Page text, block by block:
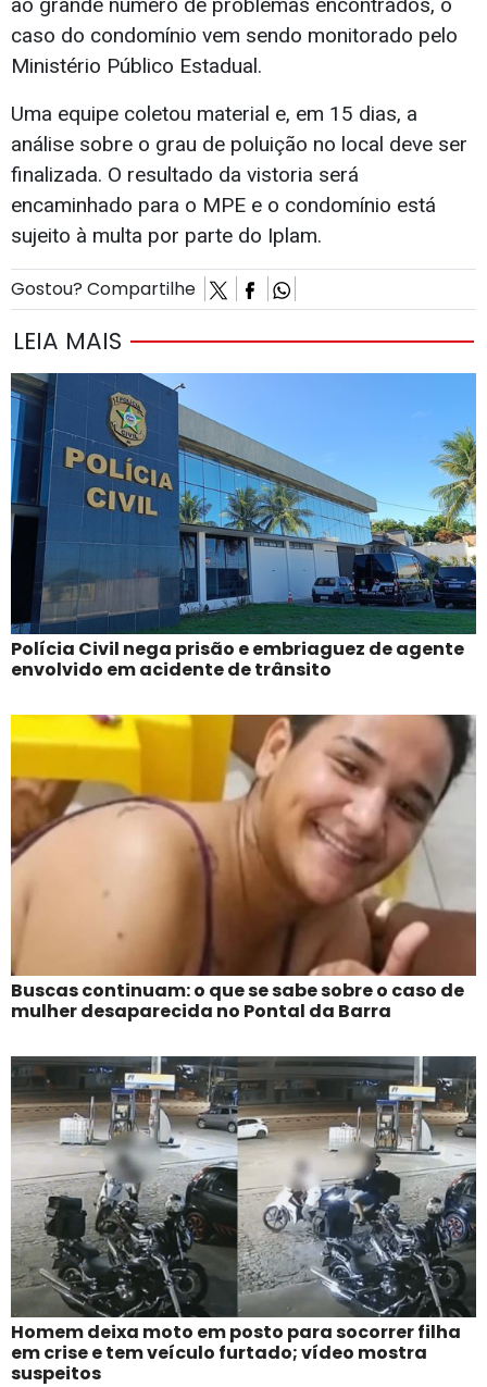
ao grande número de problemas encontrados, o
caso do condomínio vem sendo monitorado pelo
Ministério Público Estadual.
Uma equipe coletou material e, em 15 dias, a
análise sobre o grau de poluição no local deve ser
finalizada. O resultado da vistoria será
encaminhado para o MPE e o condomínio está
sujeito à multa por parte do Iplam.
Gostou? Compartilhe
LEIA MAIS
Polícia Civil nega prisão e embriaguez de agente
envolvido em acidente de trânsito
Buscas continuam: o que se sabe sobre o caso de
mulher desaparecida no Pontal da Barra
Homem deixa moto em posto para socorrer filha
em crise e tem veículo furtado; vídeo mostra
suspeitos